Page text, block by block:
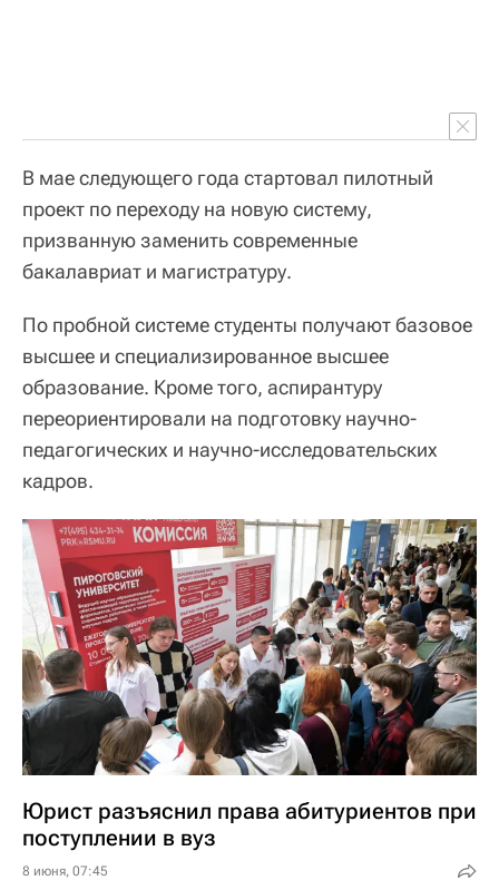
В мае следующего года стартовал пилотный
проект по переходу на новую систему,
призванную заменить современные
бакалавриат и магистратуру.
По пробной системе студенты получают базовое
высшее и специализированное высшее
образование. Кроме того, аспирантуру
переориентировали на подготовку научно-
педагогических и научно-исследовательских
кадров.
Юрист разъяснил права абитуриентов при
поступлении в вуз
8 июня, 07:45